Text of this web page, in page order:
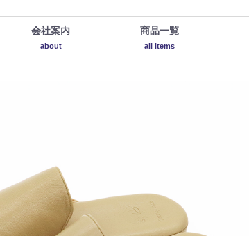
会社案内
about
商品一覧
all items